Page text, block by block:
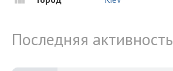
Последняя активность